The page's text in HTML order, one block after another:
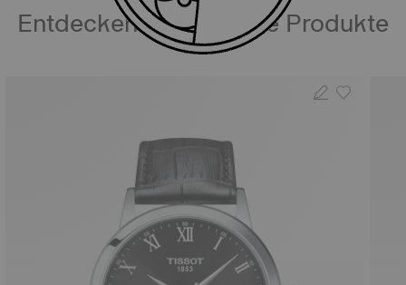
Entdecken Sie ähnliche Produkte